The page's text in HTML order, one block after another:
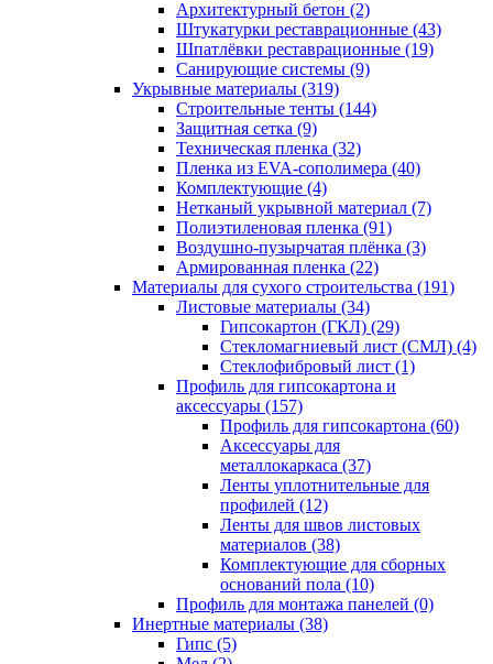
Архитектурный бетон (2)
Штукатурки реставрационные (43)
Шпатлёвки реставрационные (19)
Санирующие системы (9)
Укрывные материалы (319)
Строительные тенты (144)
Защитная сетка (9)
Техническая пленка (32)
Пленка из EVA-сополимера (40)
Комплектующие (4)
Нетканый укрывной материал (7)
Полиэтиленовая пленка (91)
Воздушно-пузырчатая плёнка (3)
Армированная пленка (22)
Материалы для сухого строительства (191)
Листовые материалы (34)
Гипсокартон (ГКЛ) (29)
Стекломагниевый лист (СМЛ) (4)
Cтеклофибровый лист (1)
Профиль для гипсокартона и
аксессуары (157)
Профиль для гипсокартона (60)
Аксессуары для
металлокаркаса (37)
Ленты уплотнительные для
профилей (12)
Ленты для швов листовых
материалов (38)
Комплектующие для сборных
оснований пола (10)
Профиль для монтажа панелей (0)
Инертные материалы (38)
Гипс (5)